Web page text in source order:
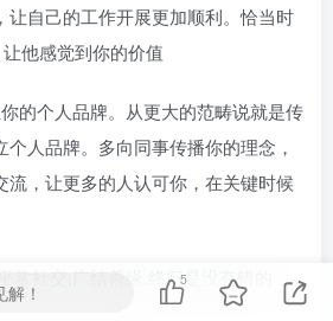
让自己的工作开展更加顺利。恰当时
他感觉到你的价值
的个人品牌。从更大的范畴说就是传
人品牌。多向同事传播你的理念，
流，让更多的人认可你，在关键时候
常社交,广结善缘,终归是没有错的
！
5